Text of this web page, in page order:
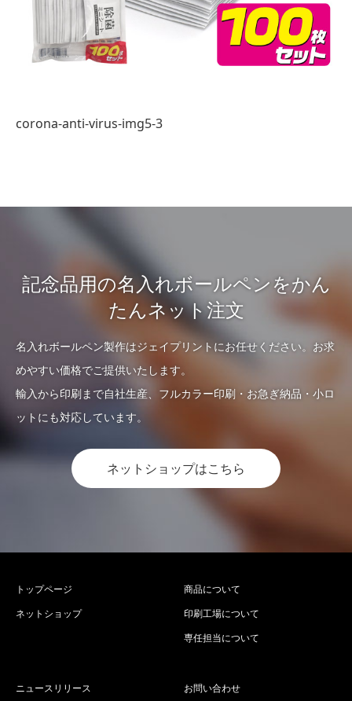
corona-anti-virus-img5-3
記念品用の名入れボールペンをかん
たんネット注文
名入れボールペン製作はジェイプリントにお任せください。お求
めやすい価格でご提供いたします。
輸入から印刷まで自社生産、フルカラー印刷・お急ぎ納品・小ロ
ットにも対応しています。
ネットショップはこちら
トップページ
ネットショップ
商品について
印刷工場について
専任担当について
ニュースリリース お問い合わせ